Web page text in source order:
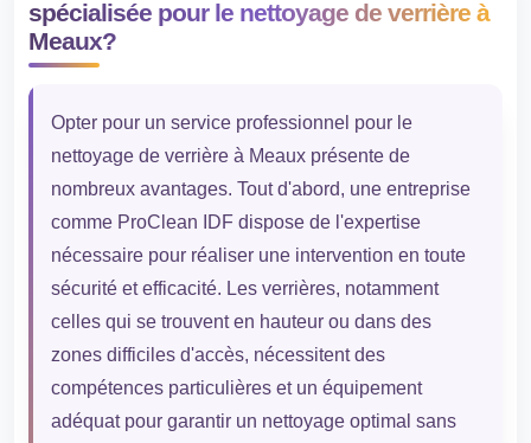
spécialisée pour le nettoyage de verrière à
Meaux?
Opter pour un service professionnel pour le
nettoyage de verrière à Meaux présente de
nombreux avantages. Tout d'abord, une entreprise
comme ProClean IDF dispose de l'expertise
nécessaire pour réaliser une intervention en toute
sécurité et efficacité. Les verrières, notamment
celles qui se trouvent en hauteur ou dans des
zones difficiles d'accès, nécessitent des
compétences particulières et un équipement
adéquat pour garantir un nettoyage optimal sans